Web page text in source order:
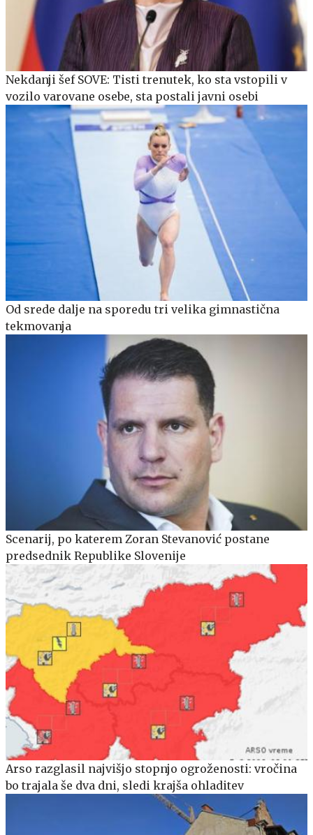
Nekdanji šef SOVE: Tisti trenutek, ko sta vstopili v
vozilo varovane osebe, sta postali javni osebi
Od srede dalje na sporedu tri velika gimnastična
tekmovanja
Scenarij, po katerem Zoran Stevanović postane
predsednik Republike Slovenije
Arso razglasil najvišjo stopnjo ogroženosti: vročina
bo trajala še dva dni, sledi krajša ohladitev